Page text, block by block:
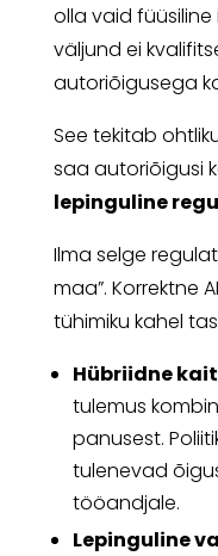
olla vaid füüsiline
väljund ei
autoriõigusega
See tekitab
saa autoriõigusi
lepinguline
Ilma selge
maa”. Korrektne
tühimiku kahel
Hübriidne
tulemus
panusest.
tulenevad
tööandjale.
Lepinguline